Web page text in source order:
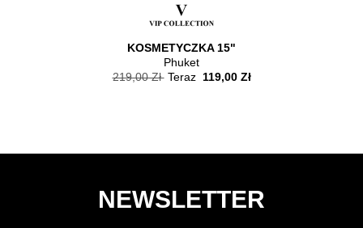
KOSMETYCZKA 15"
Phuket
219,00 ZłTeraz 119,00 Zł
NEWSLETTER